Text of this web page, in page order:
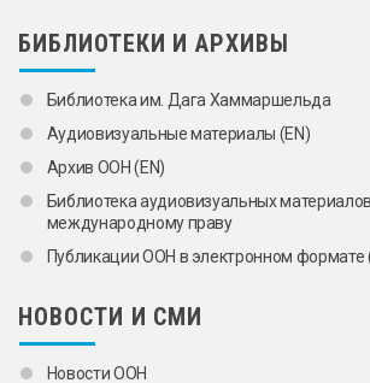
БИБЛИОТЕКИ И АРХИВЫ
Библиотека им. Дага Хаммаршельда
Аудиовизуальные материалы (EN)
Архив ООН (EN)
Библиотекa аудиовизуальных
международному праву
Публикации ООН в электронном формате
НОВОСТИ И СМИ
Новости ООН